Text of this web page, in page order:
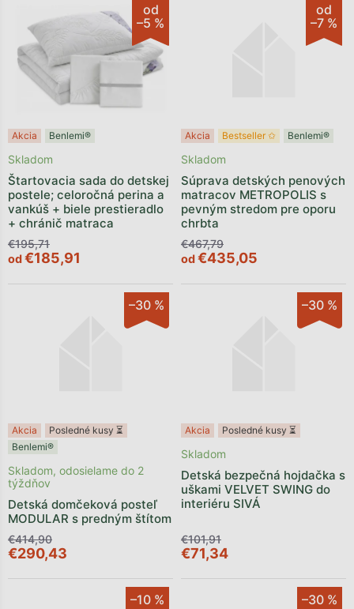
od
–5 %
Akcia Benlemi®
Štartovacia sada do detskej
postele; celoročná perina a
vankúš + biele prestieradlo
+ chránič matraca
Skladom
€195,71
od€185,91
od
–7 %
Akcia Bestseller ✩ Benlemi®
Súprava detských penových
matracov METROPOLIS s
pevným stredom pre oporu
chrbta
Skladom
€467,79
od€435,05
–30 %
Akcia
Posledné kusy ⏳
Benlemi®
Detská domčeková posteľ
MODULAR s predným štítom
Skladom, odosielame do 2
týždňov
€414,90
€290,43
–30 %
Akcia Posledné kusy ⏳
Detská bezpečná hojdačka s
uškami VELVET SWING do
interiéru SIVÁ
Skladom
€101,91
€71,34
–10 % –30 %